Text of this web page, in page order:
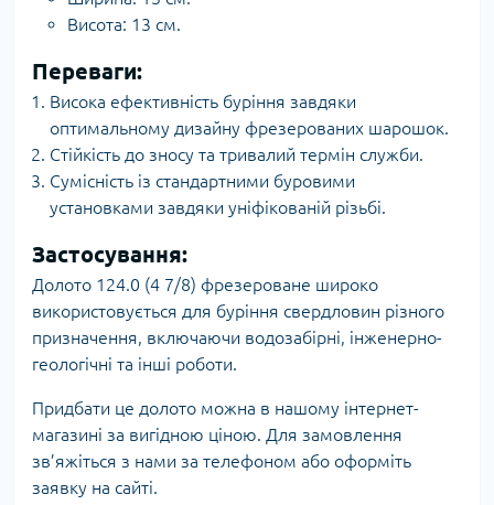
Висота: 13 см.
Переваги:
Висока ефективність буріння завдяки
оптимальному дизайну фрезерованих шарошок.
Стійкість до зносу та тривалий термін служби.
Сумісність із стандартними буровими
установками завдяки уніфікованій різьбі.
Застосування:
Долото 124.0 (4 7/8) фрезероване широко
використовується для буріння свердловин різного
призначення, включаючи водозабірні, інженерно-
геологічні та інші роботи.
Придбати це долото можна в нашому інтернет-
магазині за вигідною ціною. Для замовлення
зв’яжіться з нами за телефоном або оформіть
заявку на сайті.